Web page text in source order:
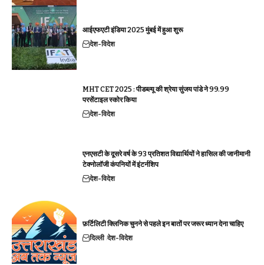
आईएफएटी इंडिया 2025 मुंबई में हुआ शुरू
देश-विदेश
MHT CET 2025 : पीडब्ल्यू की श्रेया सुंजय पांडे ने 99.99
परसेंटाइल स्कोर किया
देश-विदेश
एनएसटी के दूसरे वर्ष के 93 प्रतिशत विद्यार्थियों ने हासिल की जानीमानी
टेक्नोलॉजी कंपनियों में इंटर्नशिप
देश-विदेश
फ़र्टिलिटी क्लिनिक चुनने से पहले इन बातों पर जरूर ध्यान देना चाहिए
दिल्ली देश-विदेश